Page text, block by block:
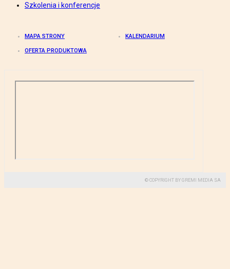
Szkolenia i konferencje
MAPA STRONY KALENDARIUM
OFERTA PRODUKTOWA
© COPYRIGHT BY GREMI MEDIA SA